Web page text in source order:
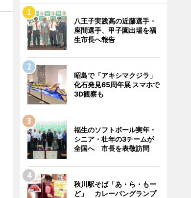
八王子実践高の近藤選手・
座間選手、甲子園出場を福
生市長へ報告
昭島で「アキシマクジラ」
化石発見65周年展 スマホで
3D観察も
福生のソフトボール実年・
シニア・壮年の3チームが
全国へ 市長を表敬訪問
秋川駅そば「あ・ら・もー
ど」 カレーパングランプ